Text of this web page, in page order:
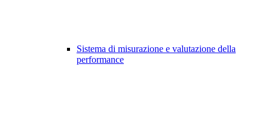
Sistema di misurazione e valutazione della
performance